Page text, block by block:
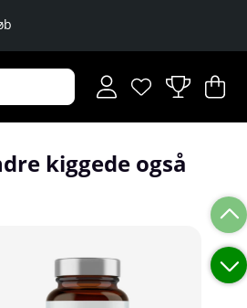
Ønskeliste
Antal på
.
.
kiggede også